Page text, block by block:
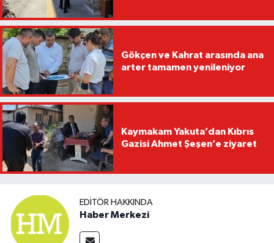
Gökçen ve Kahrat arasında ana
arter tamamen yenileniyor
Kaymakam Yakuta’dan Kıbrıs
Gazisi Ahmet Şeşen’e ziyaret
EDITÖR HAKKINDA
Haber Merkezi